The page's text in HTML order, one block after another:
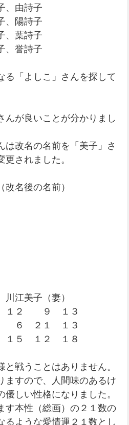
、由詩子
、陽詩子
、葉詩子
、誉詩子
る「よしこ」さんを探して
んが良いことが分かりまし
は改名の名前を「美子」さ
されました。
改名後の名前）
江美子（妻）
２ ９ １３
２１ １３
５ １２ １８
戦うことはありません。
ますので、人間味のあるけ
しい性格になりました。
す本性（総画）の２１数の
るような愛情運２１数とし